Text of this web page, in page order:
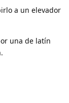
a un elevador
una de latín